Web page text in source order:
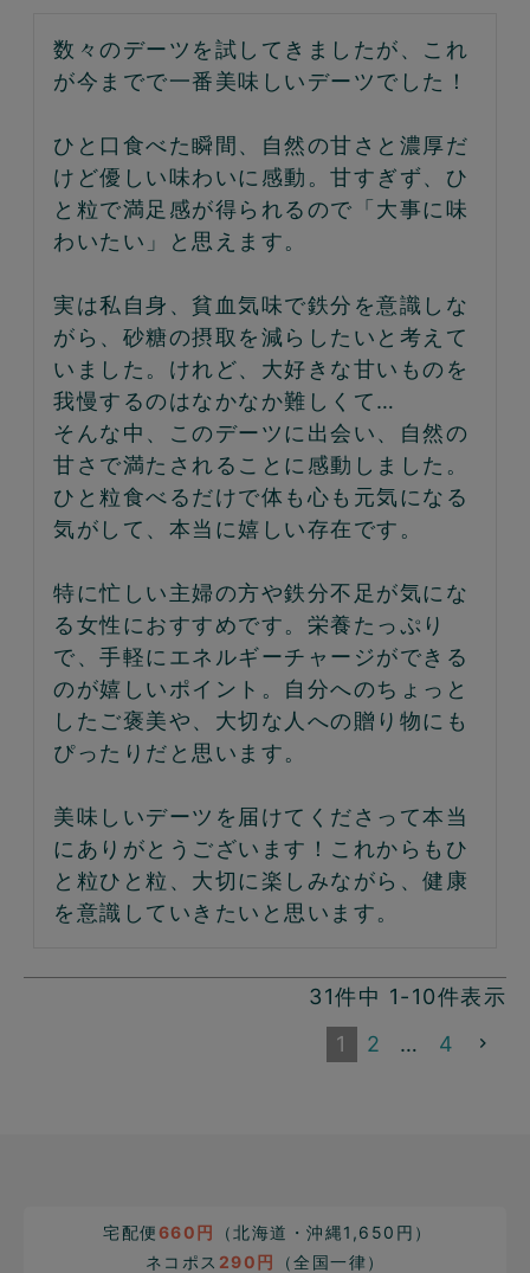
数々のデーツを試してきましたが、これ
が今までで一番美味しいデーツでした！
ひと口食べた瞬間、自然の甘さと濃厚だ
けど優しい味わいに感動。甘すぎず、ひ
と粒で満足感が得られるので「大事に味
わいたい」と思えます。
実は私自身、貧血気味で鉄分を意識しな
がら、砂糖の摂取を減らしたいと考えて
いました。けれど、大好きな甘いものを
我慢するのはなかなか難しくて…
そんな中、このデーツに出会い、自然の
甘さで満たされることに感動しました。
ひと粒食べるだけで体も心も元気になる
気がして、本当に嬉しい存在です。
特に忙しい主婦の方や鉄分不足が気にな
る女性におすすめです。栄養たっぷり
で、手軽にエネルギーチャージができる
のが嬉しいポイント。自分へのちょっと
したご褒美や、大切な人への贈り物にも
ぴったりだと思います。
美味しいデーツを届けてくださって本当
にありがとうございます！これからもひ
と粒ひと粒、大切に楽しみながら、健康
を意識していきたいと思います。
31件中 1-10件表示
1
2 … 4
宅配便660円
（北海道・沖縄1,650円）
ネコポス 290円 （全国一律）